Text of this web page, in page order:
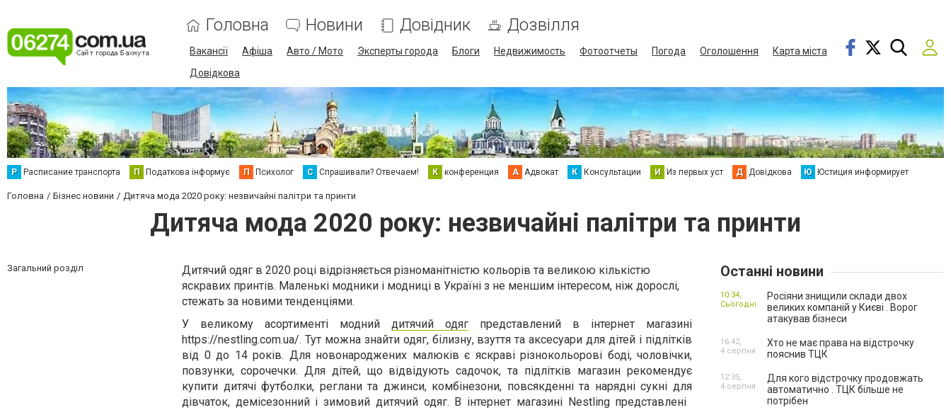
Головна Новини Довідник Дозвілля
Вакансії Афіша Авто / Мото Эксперты города Блоги Недвижимость Фотоотчеты Погода Оголошення
Карта міста
Довідкова
Р Расписание транспорта П Податкова інформує П Психолог С Спрашивали? Отвечаем! К конференция А Адвокат К Консультации И Из первых уст Д Довідкова Ю Юстиция информирует
Головна Бізнес новини Дитяча мода 2020 року: незвичайні палітри та принти
Дитяча мода 2020 року: незвичайні палітри та принти
Загальний розділ
Дитячий одяг в 2020 році відрізняється різноманітністю кольорів та великою кількістю
яскравих принтів. Маленькі модники і модниці в Україні з не меншим інтересом, ніж дорослі,
стежать за новими тенденціями.
У великому асортименті модний дитячий одяг представлений в інтернет магазині
https://nestling.com.ua/. Тут можна знайти одяг, білизну, взуття та аксесуари для дітей і підлітків
від 0 до 14 років. Для новонароджених малюків є яскраві різнокольорові боді, чоловічки,
повзунки, сорочечки. Для дітей, що відвідують садочок, та підлітків магазин рекомендує
купити дитячі футболки, реглани та джинси, комбінезони, повсякденні та нарядні сукні для
дівчаток, демісезонний і зимовий дитячий одяг. В інтернет магазині Nestling представлені ​​
Останні новини
Росіяни знищили склади двох
великих компаній у Києві . Ворог
атакував бізнеси
10:34,
Сьогодні
Хто не має права на відстрочку
пояснив ТЦК
16:42,
4 серпня
Для кого відстрочку продовжать
автоматично . ТЦК більше не
потрібен
12:35,
4 серпня